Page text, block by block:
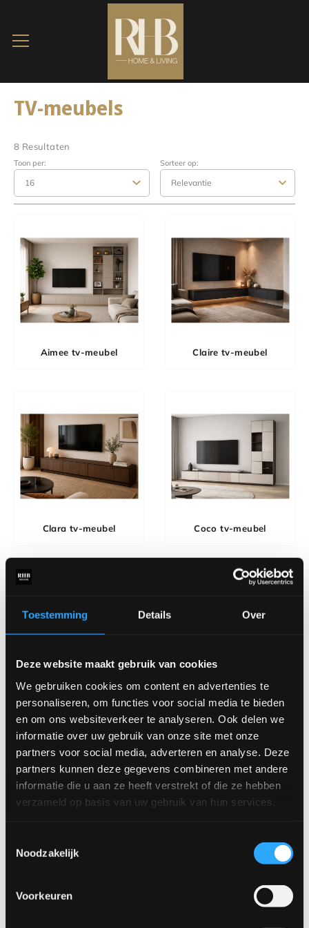
Toestemming Details Over
Deze website maakt gebruik van cookies
We gebruiken cookies om content en advertenties te
personaliseren, om functies voor social media te bieden
en om ons websiteverkeer te analyseren. Ook delen we
informatie over uw gebruik van onze site met onze
partners voor social media, adverteren en analyse. Deze
partners kunnen deze gegevens combineren met andere
informatie die u aan ze heeft verstrekt of die ze hebben
verzameld op basis van uw gebruik van hun services.
Noodzakelijk
Voorkeuren
TV-meubels
8 Resultaten
Toon per: Sorteer op:
Aimee tv-meubel Claire tv-meubel
Clara tv-meubel Coco tv-meubel
Fenna tv-meubel Luna tv-meubel